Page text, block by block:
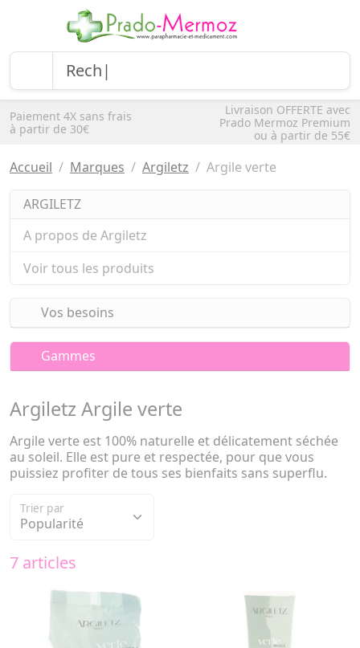
Paiement 4X sans frais
à partir de 30€
Livraison OFFERTE avec
Prado Mermoz Premium
ou à partir de 55€
Accueil Marques Argiletz Argile verte
ARGILETZ
A propos de Argiletz
Voir tous les produits
Vos besoins
Gammes
Argiletz Argile verte
Argile verte est 100% naturelle et délicatement séchée
au soleil. Elle est pure et respectée, pour que vous
puissiez profiter de tous ses bienfaits sans superflu.
Trier par
7 articles